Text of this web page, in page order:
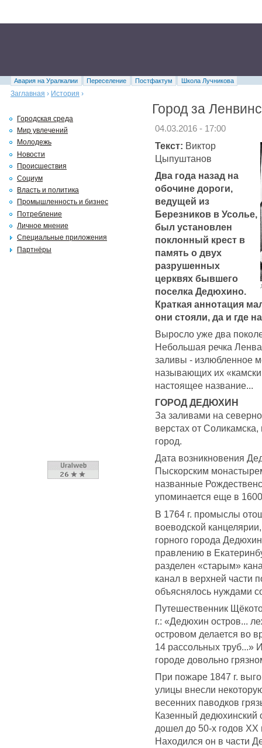
Авария на Уралкалии Переселение Постфактум
Школа Лучникова
Заглавная › История ›
Город за
04.03.2016 - 17:00
Текст: Виктор
Цыпуштанов
Два года назад на
обочине дороги,
ведущей из
Березников в Усолье,
был установлен
поклонный крест в
память о двух
разрушенных
церквях бывшего
поселка Дедюхино.
Краткая аннотация
они стояли, да и где
Выросло уже два
Небольшая речка
заливы - излюбленное
называющих их
настоящее название...
ГОРОД ДЕДЮХИН
За заливами на
верстах от
город.
Дата возникновения
Пыскорским
названные
упоминается еще в
В 1764 г. промыслы
воеводской
горного города
правлению в
разделен «старым»
канал в верхней части
объяснялось нуждами
Путешественник
г.: «Дедюхин остров...
островом делается во
14 рассольных труб...»
городе довольно
При пожаре 1847 г.
улицы внесли
весенних паводков
Казенный дедюхинский
дошел до 50-х годов XX
Находился он в части
Городская среда
Мир увлечений
Молодежь
Новости
Происшествия
Социум
Власть и политика
Промышленность и бизнес
Потребление
Личное мнение
Специальные приложения
Партнёры